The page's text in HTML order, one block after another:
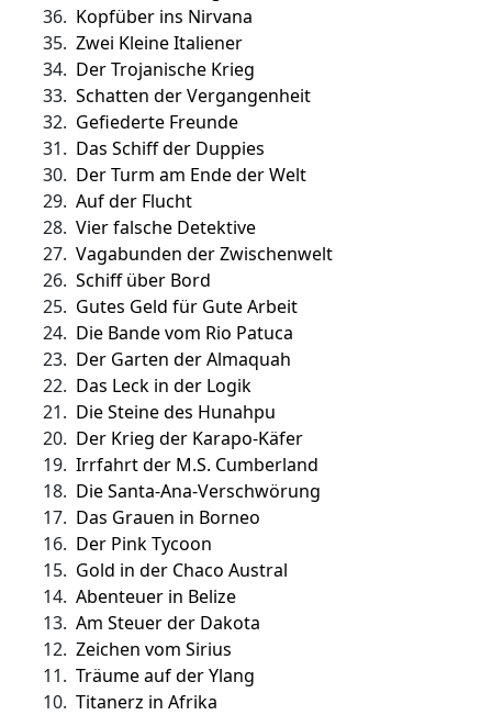
36. Kopfüber ins Nirvana
35. Zwei Kleine Italiener
34. Der Trojanische Krieg
33. Schatten der Vergangenheit
32. Gefiederte Freunde
31. Das Schiff der Duppies
30. Der Turm am Ende der Welt
29. Auf der Flucht
28. Vier falsche Detektive
27. Vagabunden der Zwischenwelt
26. Schiff über Bord
25. Gutes Geld für Gute Arbeit
24. Die Bande vom Rio Patuca
23. Der Garten der Almaquah
22. Das Leck in der Logik
21. Die Steine des Hunahpu
20. Der Krieg der Karapo-Käfer
19. Irrfahrt der M.S. Cumberland
18. Die Santa-Ana-Verschwörung
17. Das Grauen in Borneo
16. Der Pink Tycoon
15. Gold in der Chaco Austral
14. Abenteuer in Belize
13. Am Steuer der Dakota
12. Zeichen vom Sirius
11. Träume auf der Ylang
10. Titanerz in Afrika